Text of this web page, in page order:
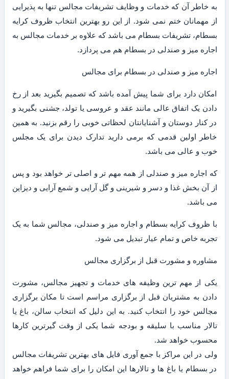
به خاطر آن که خدمات و وظایف تشریفات مجالس تنها به پذیرایی
از مهمانان ختم نمی شود. از این رو بهترین انتخاب ظروف کرایه
بسطام، تشریفات بسطام می باشد که علاوه بر خدمات مجالس به
اجاره میز و صندلی در بسطام هم می پردازد.
اجاره میز و صندلی در بسطام برای مجالس
امکان دارد برای شما پیش آمده باشد که تصمیم بگیرید بعد از رخ
دادن یک اتفاق عالی مانند عقد و عروسی یا تولد، جشنی بگیرید و
در کنار دوستان و آشنایانتان لحظاتی خوبی را رقم بزنید. به همین
خاطر اولین قدمی که برمی دارید تدارک دیدن برای یک مجلس
خوب و عالی می باشد.
که اجاره میز و صندلی از همه مهم تر و اصلی تر خواهد بود و پس
از آن بخش غذا و دسر و شیرینی و گل آرایی و شمع آرایی و دیزاین
می باشد.
با ظروف کرایه بسطام و اجاره میز و صندلی، مجالس شما به یک
تجربه خاص و تمام عیار تبدیل می شود.
مشاوره و مشورت قبل از برگزاری مجالس
یکی از مهم ترین وظیفه های خدمات و تجهیز مجالس، مشورت
دادن به مشتریان قبل از برگزاری مراسم است تا مکان برگزاری
مجالس خود را انتخاب کنید. به این دلیل که انتخاب سالن، باغ یا
تالار مناسب با سلیقه و بودجه شما یکی از وقت گیرترین کارها
محسوب خواهد شد.
ولی در این مراکز با جمع آوری فایل های بهترین تشریفات مجالس
در بسطام یا باغ ها و تالارها این امکان را برای شما فراهم خواهد